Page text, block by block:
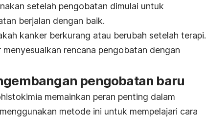
setelah pengobatan dimulai untuk
berjalan dengan baik.
kanker berkurang atau berubah setelah terapi.
rencana pengobatan dengan
pengobatan baru
memainkan peran penting dalam
metode ini untuk mempelajari cara